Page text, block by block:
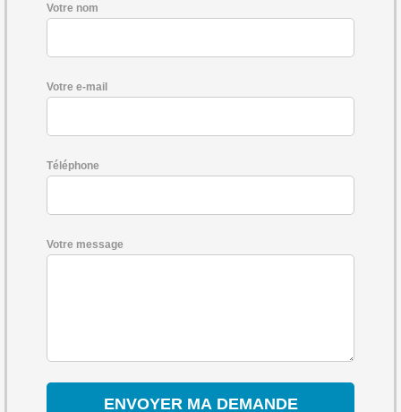
Votre nom
Votre e-mail
Téléphone
Votre message